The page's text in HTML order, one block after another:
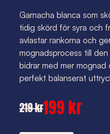
Garnacha blanca som
tidig skörd för syra och
avlastar rankorna och
mognadsprocess till
bidrar med mer mognad
perfekt balanserat
219 kr199 kr